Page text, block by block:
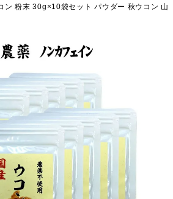
ン 粉末 30g×10袋セット パウダー 秋ウコン 山